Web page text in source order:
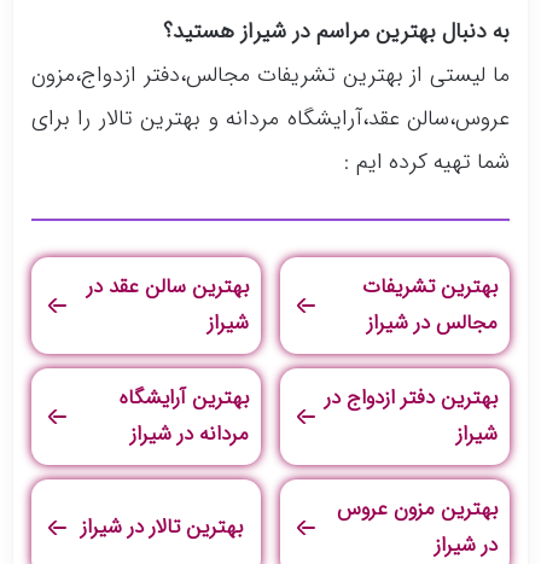
به دنبال بهترین مراسم در شیراز هستید؟
ما لیستی از بهترین تشریفات مجالس،دفتر ازدواج،مزون
عروس،سالن عقد،آرایشگاه مردانه و بهترین تالار را برای
شما تهیه کرده ایم :
بهترین تشریفات
مجالس در شیراز
بهترین سالن عقد در
شیراز
بهترین دفتر ازدواج در
شیراز
بهترین آرایشگاه
مردانه در شیراز
بهترین مزون عروس
در شیراز
بهترین تالار در شیراز